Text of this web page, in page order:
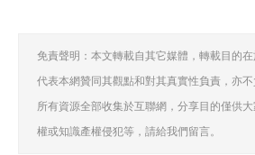
免責聲明：本文轉載自其它媒體，轉載目的
代表本網贊同其觀點和對其真實性負責，亦
所有資源全部收集於互聯網，分享目的僅供
權或知識產權侵犯等，請給我們留言。